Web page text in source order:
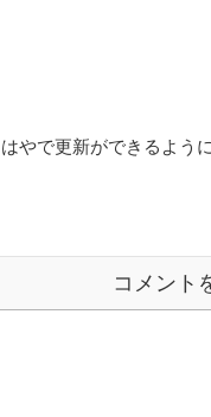
やで更新ができるよう
コメント